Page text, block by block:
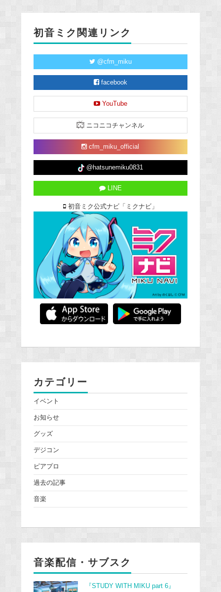
初音ミク関連リンク
@cfm_miku
facebook
YouTube
ニコニコチャンネル
cfm_miku_official
@hatsunemiku0831
LINE
初音ミク公式ナビ「ミクナビ」
カテゴリー
イベント
お知らせ
グッズ
デジコン
ピアプロ
過去の記事
音楽
音楽配信・サブスク
『STUDY WITH MIKU part 6』